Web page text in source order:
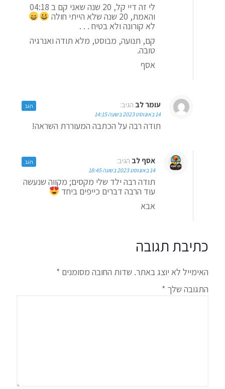
לי זה דיי קל, 20 שנה שאני קם ב 04:18
והאמת, 20 שנה שלא הייתי חולה
לא קורונה ולא בטיח . . .
קם, תנועה, מבוסט, מלא תודה ואנרגיה
טובה.
אסף
עומר לב הגיב:
14 באוגוסט 2023 בשעה 14:15
תודה רבה על הכתבה המעוררת השראה!
הגב
אסף לב הגיב:
14 באוגוסט 2023 בשעה 18:45
תודה רבה ילד שלי מקסים; מקווה שנעשה
עוד הרבה דברים כייפים ביחד
אבא
הגב
כתיבת תגובה
האימייל לא יוצג באתר. שדות החובה מסומנים *
התגובה שלך *